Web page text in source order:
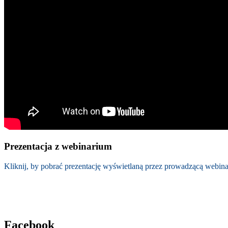
Prezentacja z webinarium
Kliknij, by pobrać prezentację wyświetlaną przez prowadzącą
Facebook